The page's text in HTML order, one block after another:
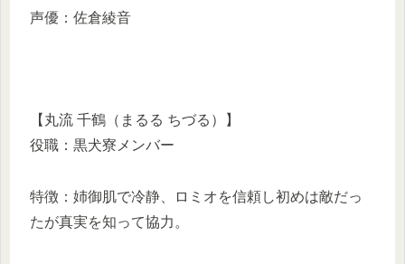
声優：佐倉綾音
【丸流 千鶴（まるる ちづる）】
役職：黒犬寮メンバー
特徴：姉御肌で冷静、ロミオを信頼し初めは敵だっ
たが真実を知って協力。